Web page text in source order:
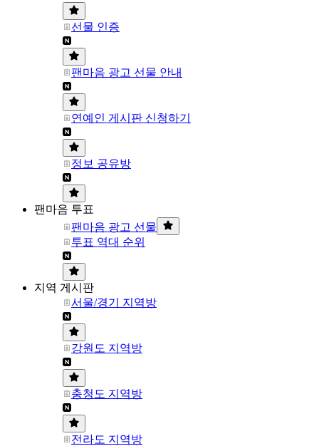
선물 인증
팬마음 광고 선물 안내
연예인 게시판 신청하기
정보 공유방
팬마음 투표
팬마음 광고 선물
투표 역대 순위
지역 게시판
서울/경기 지역방
강원도 지역방
충청도 지역방
전라도 지역방